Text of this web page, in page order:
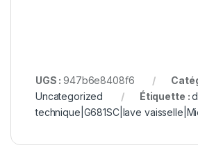
UGS :947b6e8408f6
Uncategorized
Étiquette :
technique|G681SC|lave